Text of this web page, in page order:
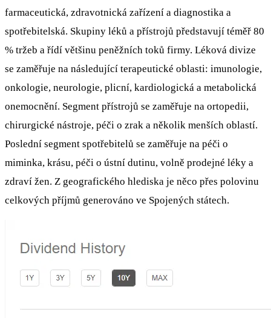
farmaceutická, zdravotnická zařízení a diagnostika a
spotřebitelská. Skupiny léků a přístrojů představují téměř 80
% tržeb a řídí většinu peněžních toků firmy. Léková divize
se zaměřuje na následující terapeutické oblasti: imunologie,
onkologie, neurologie, plicní, kardiologická a metabolická
onemocnění. Segment přístrojů se zaměřuje na ortopedii,
chirurgické nástroje, péči o zrak a několik menších oblastí.
Poslední segment spotřebitelů se zaměřuje na péči o
miminka, krásu, péči o ústní dutinu, volně prodejné léky a
zdraví žen. Z geografického hlediska je něco přes polovinu
celkových příjmů generováno ve Spojených státech.